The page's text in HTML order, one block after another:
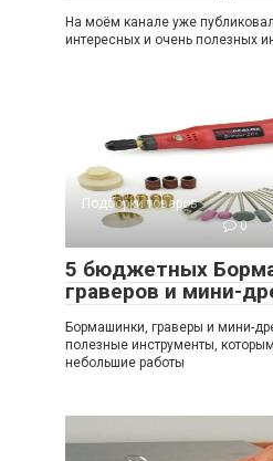
На моём канале уже
интересных и очень полезных
Подборки товаров
0
5 бюджетных
граверов и мини-
Бормашинки, граверы и мини-
полезные инструменты,
небольшие работы